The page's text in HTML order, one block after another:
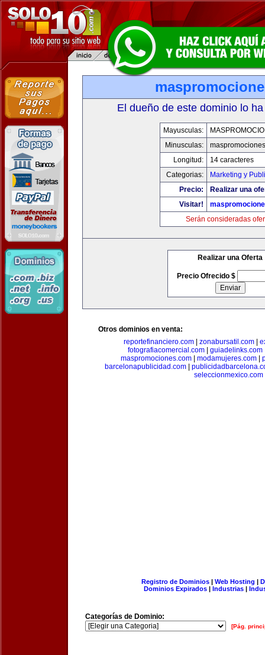
El dueño de este dominio lo
Mayusculas:
Minusculas:
Longitud:
14 caracteres
Categorias:
Marketing y
Precio:
Realizar una
Visitar!
Serán consideradas
Realizar una Oferta
Precio Ofrecido $
Otros dominios en venta:
reportefinanciero.com| zonabursatil.com|
fotografiacomercial.com
guiadelinks.com
maspromociones.com
modamujeres.com
barcelonapublicidad.com|
seleccionmexico.com
Registro de Dominios| Web Hosting |
Dominios Expirados | Industrias |
Categorías de Dominio:
[Pág.